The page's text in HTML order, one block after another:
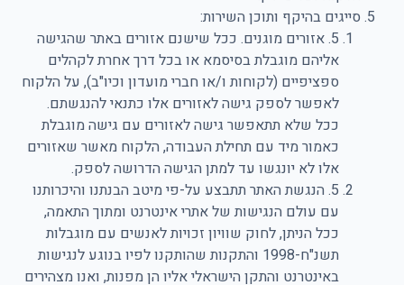
סייגים בהיקף ותוכן השירות:
5. אזורים מוגנים. ככל שישנם אזורים באתר שהגישה
אליהם מוגבלת בסיסמא או בכל דרך אחרת לקהלים
ספציפיים (לקוחות ו/או חברי מועדון וכיו"ב), על הלקוח
לאפשר לספק גישה לאזורים אלו כתנאי להנגשתם.
ככל שלא תתאפשר גישה לאזורים עם גישה מוגבלת
כאמור מיד עם תחילת העבודה, הלקוח מאשר שאזורים
אלו לא יונגשו עד למתן הגישה הדרושה לספק.
5. הנגשת האתר תתבצע על-פי מיטב הבנתנו והיכרותנו
עם עולם הנגישות של אתרי אינטרנט ומתוך התאמה,
ככל הניתן, לחוק שוויון זכויות לאנשים עם מוגבלות
תשנ"ח-1998 והתקנות שהותקנו לפיו בנוגע לנגישות
באינטרנט והתקן הישראלי אליו הן מפנות, ואנו מצהירים